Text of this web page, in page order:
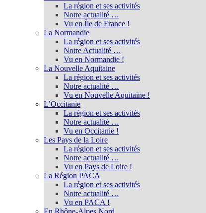
La région et ses activités
Notre actualité …
Vu en Île de France !
La Normandie
La région et ses activités
Notre Actualité …
Vu en Normandie !
La Nouvelle Aquitaine
La région et ses activités
Notre actualité …
Vu en Nouvelle Aquitaine !
L’Occitanie
La région et ses activités
Notre actualité …
Vu en Occitanie !
Les Pays de la Loire
La région et ses activités
Notre actualité …
Vu en Pays de Loire !
La Région PACA
La région et ses activités
Notre actualité …
Vu en PACA !
En Rhône-Alpes Nord